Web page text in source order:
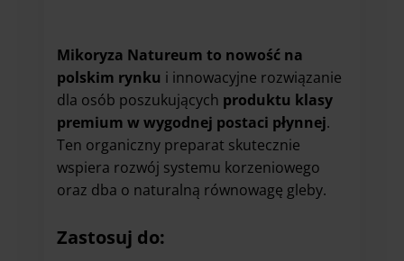
Mikoryza Natureum to nowość na
polskim rynku i innowacyjne rozwiązanie
dla osób poszukujących produktu klasy
premium w wygodnej postaci płynnej.
Ten organiczny preparat skutecznie
wspiera rozwój systemu korzeniowego
oraz dba o naturalną równowagę gleby.
Zastosuj do: